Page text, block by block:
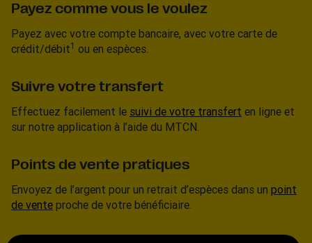
Payez comme vous le voulez
Payez avec votre compte bancaire, avec votre carte de
crédit/débit1 ou en espèces.
Suivre votre transfert
Effectuez facilement le suivi de votre transfert en ligne et
sur notre application à l’aide du MTCN.
Points de vente pratiques
Envoyez de l’argent pour un retrait d’espèces dans un point
de vente proche de votre bénéficiaire.